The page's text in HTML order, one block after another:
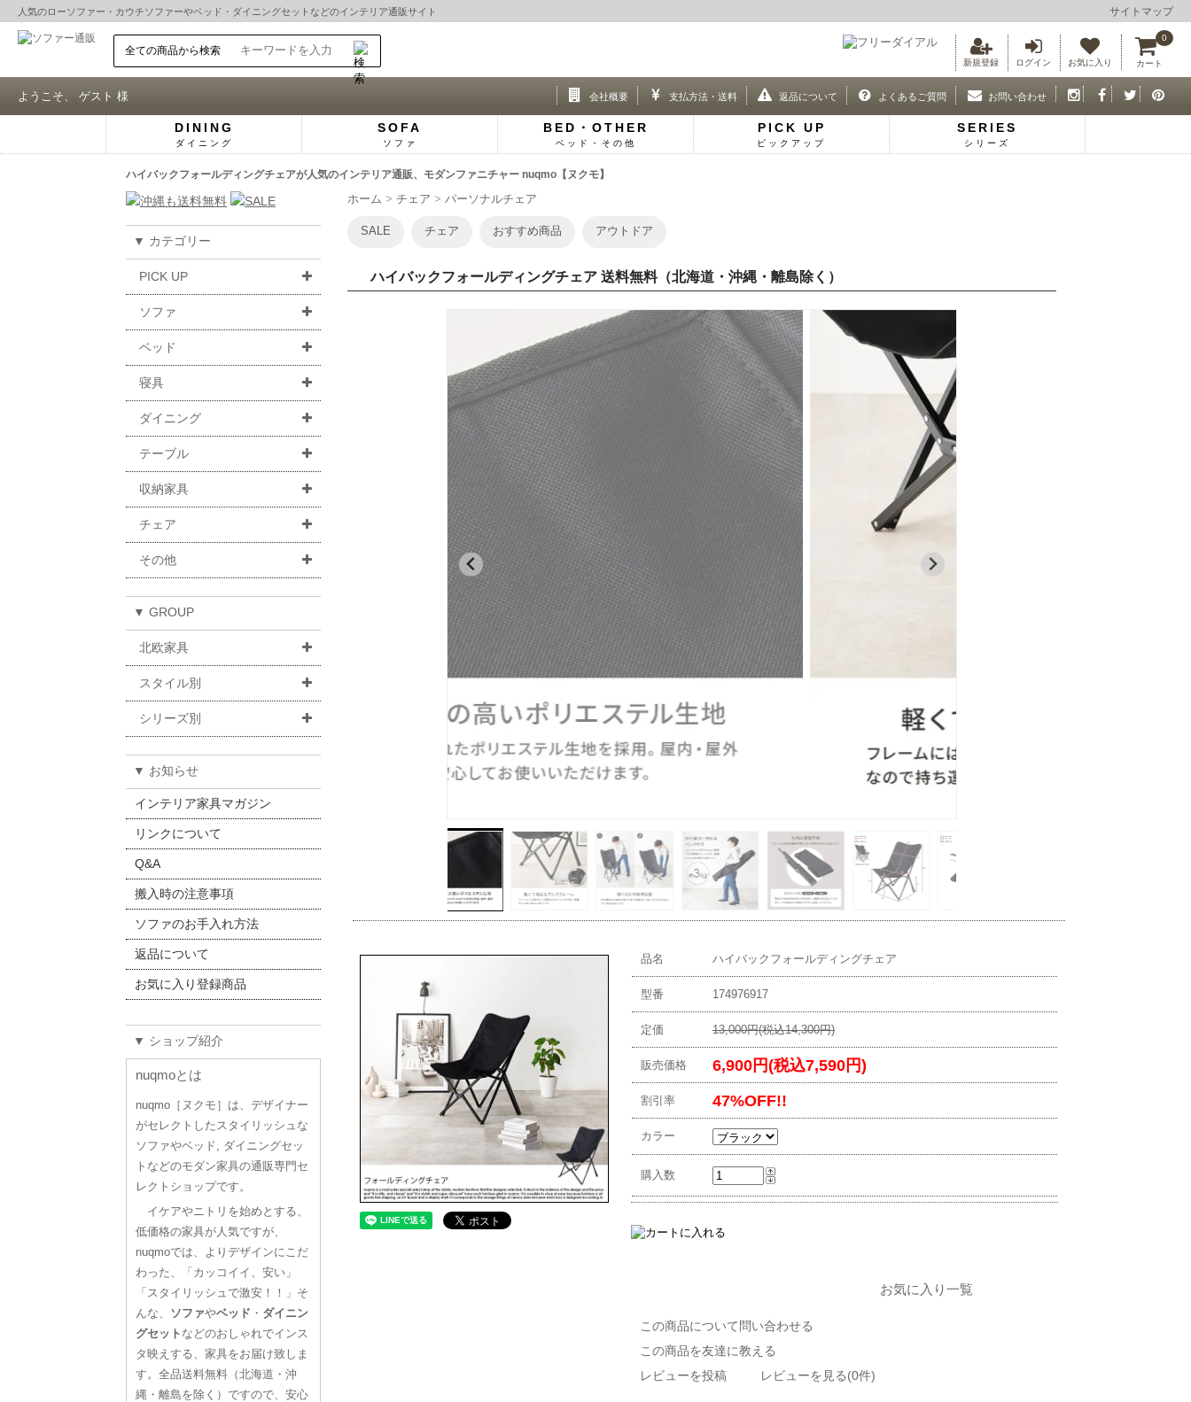
人気のローソファー ・ カウチソファーやベッド ・ ダイニングセット などのインテリア通販サイト サイトマップ
新規登録 ログイン お気に入り カート
0
ようこそ、 ゲスト 様 会社概要 支払方法・送料 返品について よくあるご質問 お問い合わせ
DINING
ダイニング
SOFA
ソファ
BED・OTHER
ベッド・その他
PICK UP
ピックアップ
SERIES
シリーズ
ハイバックフォールディングチェアが人気のインテリア通販、モダンファニチャー nuqmo【ヌクモ】
▼ カテゴリー
PICK UP
ソファ
ベッド
寝具
ダイニング
テーブル
収納家具
チェア
その他
▼ GROUP
北欧家具
スタイル別
シリーズ別
▼ お知らせ
インテリア家具マガジン
リンクについて
Q&A
搬入時の注意事項
ソファのお手入れ方法
返品について
お気に入り登録商品
▼ ショップ紹介
nuqmoとは
nuqmo［ヌクモ］は、デザイナー
がセレクトしたスタイリッシュな
ソファやベッド, ダイニングセッ
トなどのモダン家具の通販専門セ
レクトショップです。
イケアやニトリを始めとする、
低価格の家具が人気ですが、
nuqmoでは、よりデザインにこだ
わった、「カッコイイ、安い」
「スタイリッシュで激安！！」そ
んな、 ソファやベッド ・ ダイニン
グセット などのおしゃれでインス
タ映えする、家具をお届け致しま
す。全品送料無料（北海道・沖
縄・離島を除く）ですので、安心
ホーム チェア パーソナルチェア
SALE チェア おすすめ商品 アウトドア
ハイバックフォールディングチェア 送料無料（北海道・沖縄・離島除く）
品名 ハイバックフォールディングチェア
型番 174976917
定価 13,000円(税込14,300円)
販売価格 6,900円(税込7,590円)
割引率 47%OFF!!
カラー
購入数
お気に入り一覧
この商品について問い合わせる
この商品を友達に教える
レビューを投稿
レビューを見る(0件)